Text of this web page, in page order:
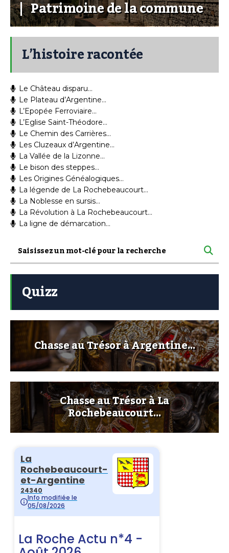
Patrimoine de la commune
L’histoire racontée
Le Château disparu…
Le Plateau d’Argentine…
L’Epopée Ferroviaire…
L’Eglise Saint-Théodore…
Le Chemin des Carrières…
Les Cluzeaux d’Argentine…
La Vallée de la Lizonne…
Le bison des steppes…
Les Origines Généalogiques…
La légende de La Rochebeaucourt…
La Noblesse en sursis…
La Révolution à La Rochebeaucourt…
La ligne de démarcation…
Quizz
Chasse au Trésor à Argentine…
Chasse au Trésor à La
Rochebeaucourt…